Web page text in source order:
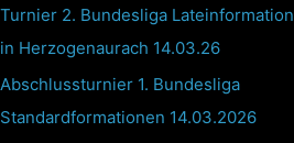
Turnier 2. Bundesliga Lateinformation
in Herzogenaurach 14.03.26
Abschlussturnier 1. Bundesliga
Standardformationen 14.03.2026